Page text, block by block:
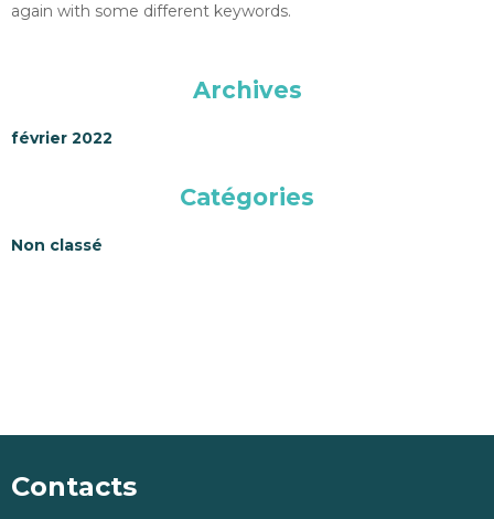
again with some different keywords.
Archives
février 2022
Catégories
Non classé
Contacts